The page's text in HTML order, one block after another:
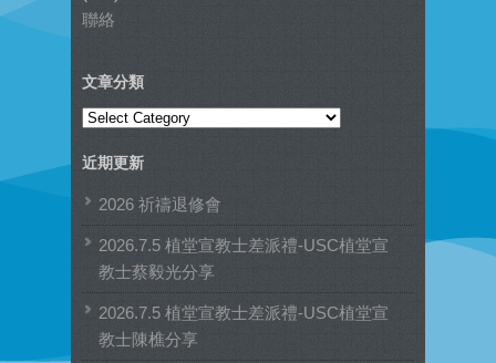
聯絡
文章分類
文
分
類
近期更新
2026 祈禱退修會
2026.7.5 植堂宣教士差派禮-USC植堂宣
教士蔡毅光分享
2026.7.5 植堂宣教士差派禮-USC植堂宣
教士陳樵分享